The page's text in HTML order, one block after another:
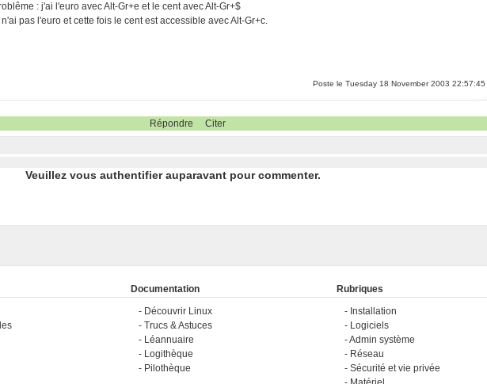
: j'ai l'euro avec Alt-Gr+e et le cent avec Alt-Gr+$
pas l'euro et cette fois le cent est accessible avec Alt-Gr+c.
Poste le Tuesday 18 November 2003 22:57:45
Répondre Citer
Veuillez vous authentifier auparavant pour commenter.
Documentation
Découvrir Linux
Trucs & Astuces
Léannuaire
Logithèque
Pilothèque
Rubriques
Installation
Logiciels
Admin système
Réseau
Sécurité et vie privée